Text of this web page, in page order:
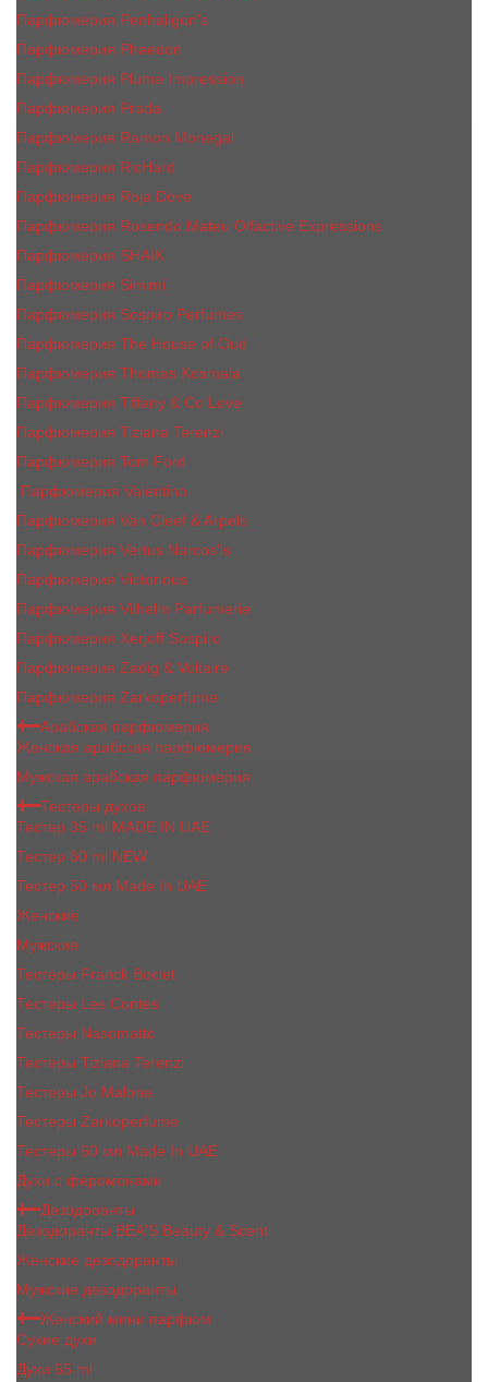
Парфюмерия Penhaligon's
Парфюмерия Phaedon
Парфюмерия Plume Impression
Парфюмерия Prada
Парфюмерия Ramon Monegal
Парфюмерия RicHard
Парфюмерия Roja Dove
Парфюмерия Rosendo Mateu Olfactive Expressions
Парфюмерия SHAIK
Парфюмерия Simimi
Парфюмерия Sospiro Perfumes
Парфюмерия The House of Oud
Парфюмерия Thomas Kosmala
Парфюмерия Tiffany & Co Love
Парфюмерия Tiziana Terenzi
Парфюмерия Tom Ford
Парфюмерия Valentino
Парфюмерия Van Cleef & Arpels
Парфюмерия Vertus Narcos'is
Парфюмерия Victorious
Парфюмерия Vilhelm Parfumerie
Парфюмерия Xerjoff Sospiro
Парфюмерия Zadig & Voltaire
Парфюмерия Zarkoperfume
Арабская парфюмерия
Женская арабская парфюмерия
Мужская арабская парфюмерия
Тестеры духов
Тестер 35 ml MADE IN UAE
Тестер 60 ml NEW
Тестер 50 мл Made In UAE
Женские
Мужские
Тестеры Franck Boclet
Тестеры Les Contes
Тестеры Nasomatto
Тестеры Tiziana Terenzi
Тестеры Jо Malоnе
Тестеры Zarkoperfume
Тестеры 60 мл Made In UAE
Духи с феромонами
Дезодоранты
Дезодоранты BEA'S Beauty & Scent
Женские дезодоранты
Мужские дезодоранты
Женский мини парфюм
Сухие духи
Духи 65 ml